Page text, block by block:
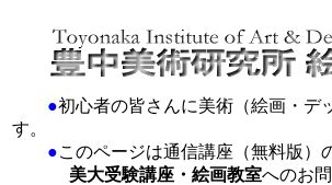
●初心者の皆さんに美術（絵画・
す。
●このページは通信講座（無料版）
美大受験講座・絵画教室へのお